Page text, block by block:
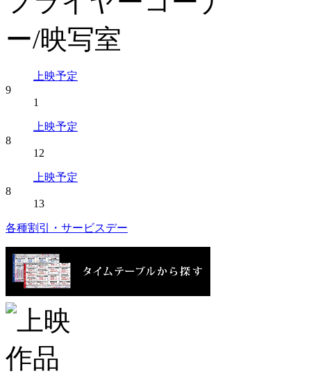
上映予定
9
1
上映予定
8
12
上映予定
8
13
各種割引・サービスデー